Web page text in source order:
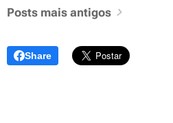
Posts mais antigos
Share